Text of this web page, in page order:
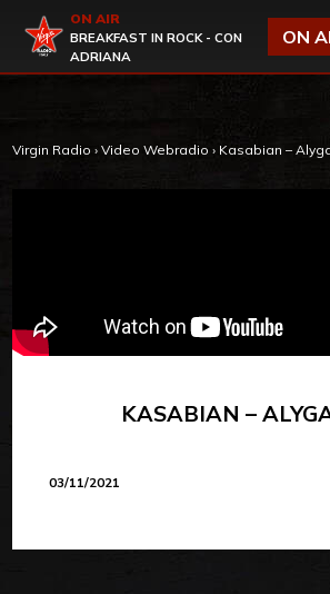
Virgin Radio
ON AIR
BREAKFAST IN ROCK - CON
ADRIANA
ON
Virgin Radio › Video Webradio › Kasabian –
KASABIAN –
03/11/2021